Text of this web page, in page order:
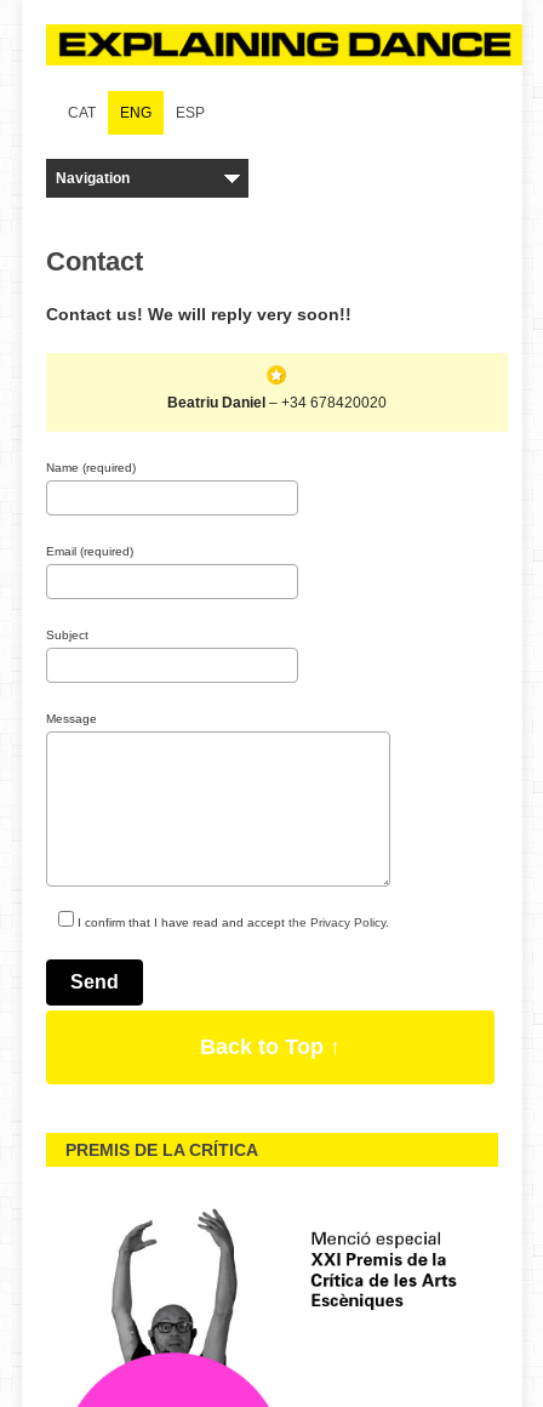
CAT ENG ESP
Contact
Contact us! We will reply very soon!!
Beatriu Daniel– +34 678420020
Name (required)
Email (required)
Subject
Message
I confirm that I have read and accept the Privacy Policy.
Back to Top ↑
PREMIS DE LA CRÍTICA